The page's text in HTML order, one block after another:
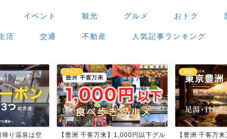
イベント 観光 グルメ おトク
活 交通 不動産 人気記事ランキング
円以下グル
観光
【豊洲 千客万来】足湯・日帰り温
グルメ
【豊洲 千客万